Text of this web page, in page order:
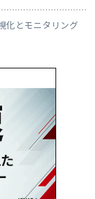
化とモニタリング